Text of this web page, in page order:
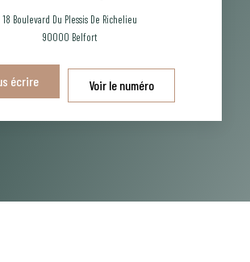
18 Boulevard Du Plessis De Richelieu
90000 Belfort
écrire Voir le numéro